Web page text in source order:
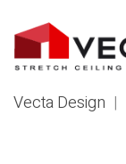
Vecta Design |